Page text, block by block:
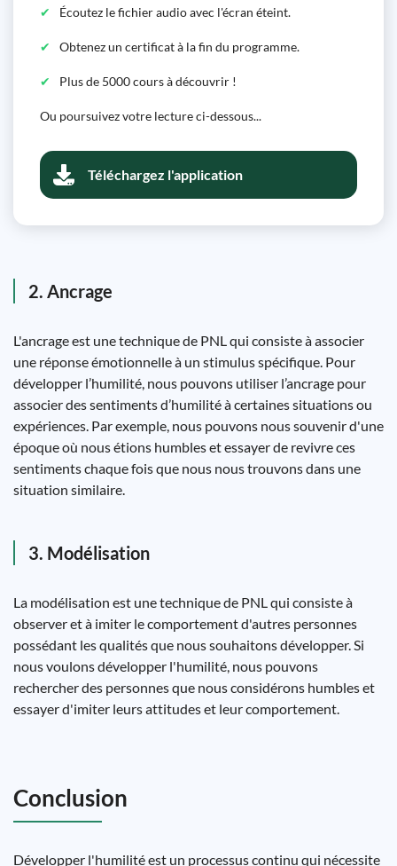
Écoutez le fichier audio avec l'écran éteint.
Obtenez un certificat à la fin du programme.
Plus de 5000 cours à découvrir !
Ou poursuivez votre lecture ci-dessous...
Téléchargez l'application
2. Ancrage
L'ancrage est une technique de PNL qui consiste à associer
une réponse émotionnelle à un stimulus spécifique. Pour
développer l’humilité, nous pouvons utiliser l’ancrage pour
associer des sentiments d’humilité à certaines situations ou
expériences. Par exemple, nous pouvons nous souvenir d'une
époque où nous étions humbles et essayer de revivre ces
sentiments chaque fois que nous nous trouvons dans une
situation similaire.
3. Modélisation
La modélisation est une technique de PNL qui consiste à
observer et à imiter le comportement d'autres personnes
possédant les qualités que nous souhaitons développer. Si
nous voulons développer l'humilité, nous pouvons
rechercher des personnes que nous considérons humbles et
essayer d'imiter leurs attitudes et leur comportement.
Conclusion
Développer l'humilité est un processus continu qui nécessite